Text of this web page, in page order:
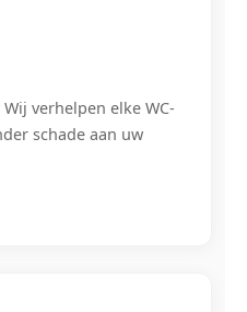
verhelpen elke WC-
schade aan uw